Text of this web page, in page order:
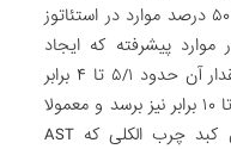
افزایش آنزیمهای کبدی ممکن است تا ۵۰ درصد موارد در استئاتوز
و تا ۸۰ درصد در موارد پیشرفته که ایجاد
استئاتوهپاتیت باشد رخ می‌دهد که مقدار آن حدود ۵/۱ تا ۴ برابر
نرمال می‌باشد و به ندرت ممکن است تا ۱۰ برابر نیز برسد و معمولا
ALT بیشتر از AST می‌باشد (برعکس کبد چرب الکلی که AST